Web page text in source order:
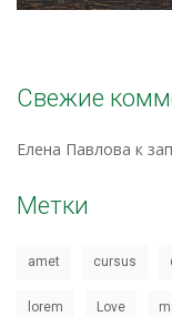
Свежие
Елена Павлова к
Метки
amet cursus
lorem Love